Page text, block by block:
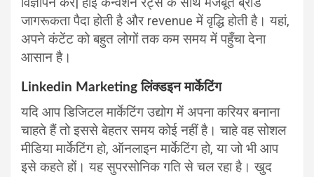
जागरूकता पैदा होती है और revenue में वृद्धि होती है। यहां,
अपने कंटेंट को बहुत लोगों तक कम समय में पहुँचा देना
आसान है।
Linkedin Marketing लिंक्डइन मार्केटिंग
यदि आप डिजिटल मार्केटिंग उद्योग में अपना करियर बनाना
चाहते हैं तो इससे बेहतर समय कोई नहीं है। चाहे वह सोशल
मीडिया मार्केटिंग हो, ऑनलाइन मार्केटिंग हो, या जो भी आप
इसे कहते हों। यह सुपरसोनिक गति से चल रहा है। खुद